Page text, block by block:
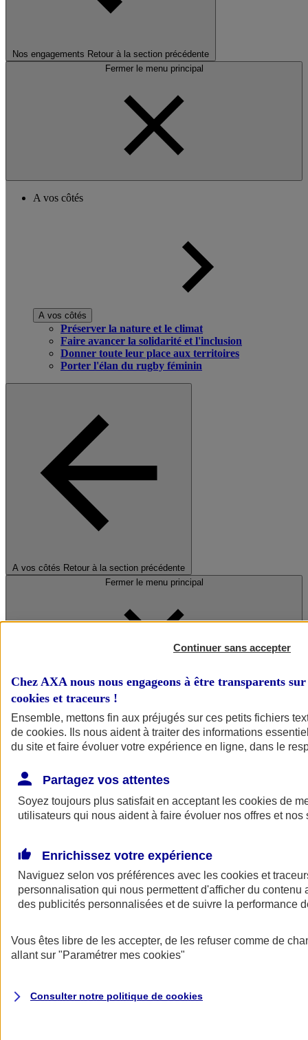
Nos engagements Retour à la section précédente
Fermer le menu principal
A vos côtés
A vos côtés
Préserver la nature et le climat
Faire avancer la solidarité et l'inclusion
Donner toute leur place aux territoires
Porter l'élan du rugby féminin
A vos côtés Retour à la section précédente
Fermer le menu principal
Préserver la nature et le climat
Faire avancer la solidarité et l'inclusion
Donner toute leur place aux territoires
Porter l'élan du rugby féminin
Nos actualités
Retour à la section précédente
Continuer sans accepter
Chez AXA nous nous engageons à être transparents
cookies et traceurs !
Ensemble, mettons fin aux préjugés sur ces petits fichiers
de cookies. Ils nous aident à traiter des informations
du site et faire évoluer votre expérience en ligne, dans le
Partagez vos attentes
Soyez toujours plus satisfait en acceptant les cookies de
utilisateurs qui nous aident à faire évoluer nos offres et nos
Enrichissez votre expérience
Naviguez selon vos préférences avec les cookies et
personnalisation qui nous permettent d'afficher du contenu
des publicités personnalisées et de suivre la performance
Vous êtes libre de les accepter, de les refuser comme de
allant sur "Paramétrer mes cookies"
Consulter notre politique de cookies